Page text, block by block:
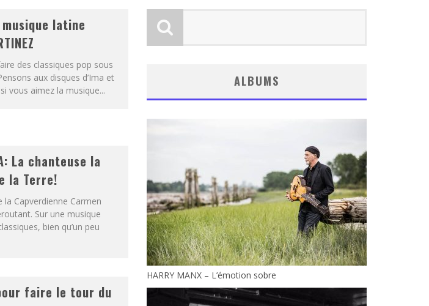
latine
des classiques pop sous
aux disques d’Ima et
vous aimez la musique...
La chanteuse la
la Terre!
la Capverdienne Carmen
Sur une musique
bien qu’un peu
faire le tour du
ALBUMS
HARRY MANX – L’émotion sobre